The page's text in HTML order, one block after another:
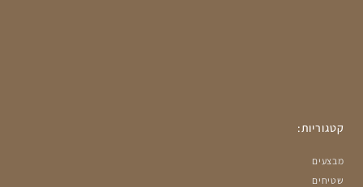
קטגוריות:
מבצעים
שטיחים